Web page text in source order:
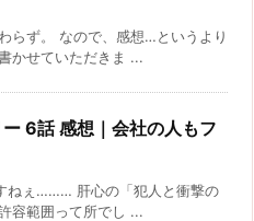
らず。 なので、感想…というより
かせていただきま ...
6話 感想｜会社の人もフ
ねぇ……… 肝心の「犯人と衝撃の
容範囲って所でし ...